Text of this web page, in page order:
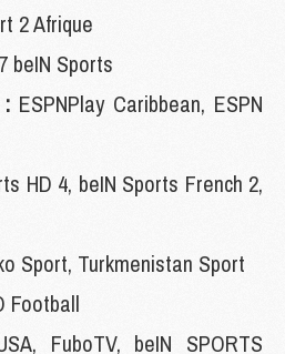
2 Afrique
beIN Sports
ESPNPlay Caribbean, ESPN
HD 4, beIN Sports French 2,
Sport, Turkmenistan Sport
Football
FuboTV, beIN SPORTS